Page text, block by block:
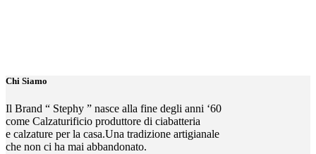
Chi Siamo
Il Brand “ Stephy ” nasce alla fine degli anni ‘60
come Calzaturificio produttore di ciabatteria
e calzature per la casa.Una tradizione artigianale
che non ci ha mai abbandonato.